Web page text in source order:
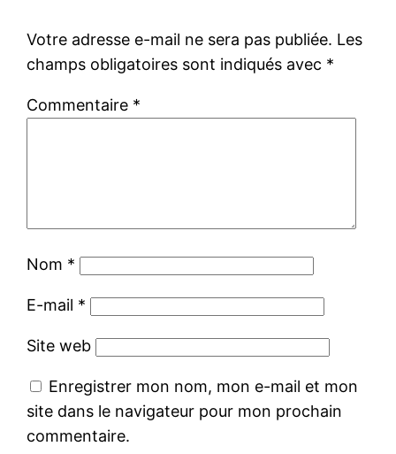
Votre adresse e-mail ne sera pas publiée. Les
champs obligatoires sont indiqués avec *
Commentaire *
Nom *
E-mail *
Site web
Enregistrer mon nom, mon e-mail et mon
site dans le navigateur pour mon prochain
commentaire.